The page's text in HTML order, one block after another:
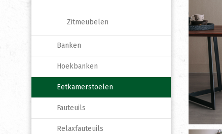
Zitmeubelen
Banken
Hoekbanken
Eetkamerstoelen
Fauteuils
Relaxfauteuils